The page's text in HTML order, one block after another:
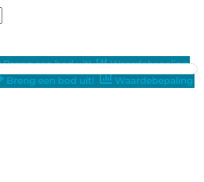
Breng een bod uit!
Waardebepaling
Breng een bod uit! Waardebepaling